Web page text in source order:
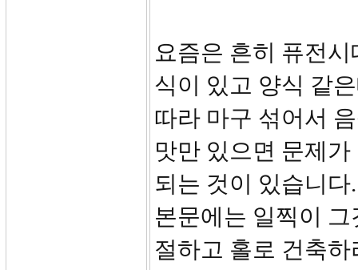
요즘은 흔히 퓨전
식이 있고 양식 같
따라 마구 섞어서
맛만 있으면 문제
되는 것이 있습니
본문에는 일찍이
절하고 홀로 건축